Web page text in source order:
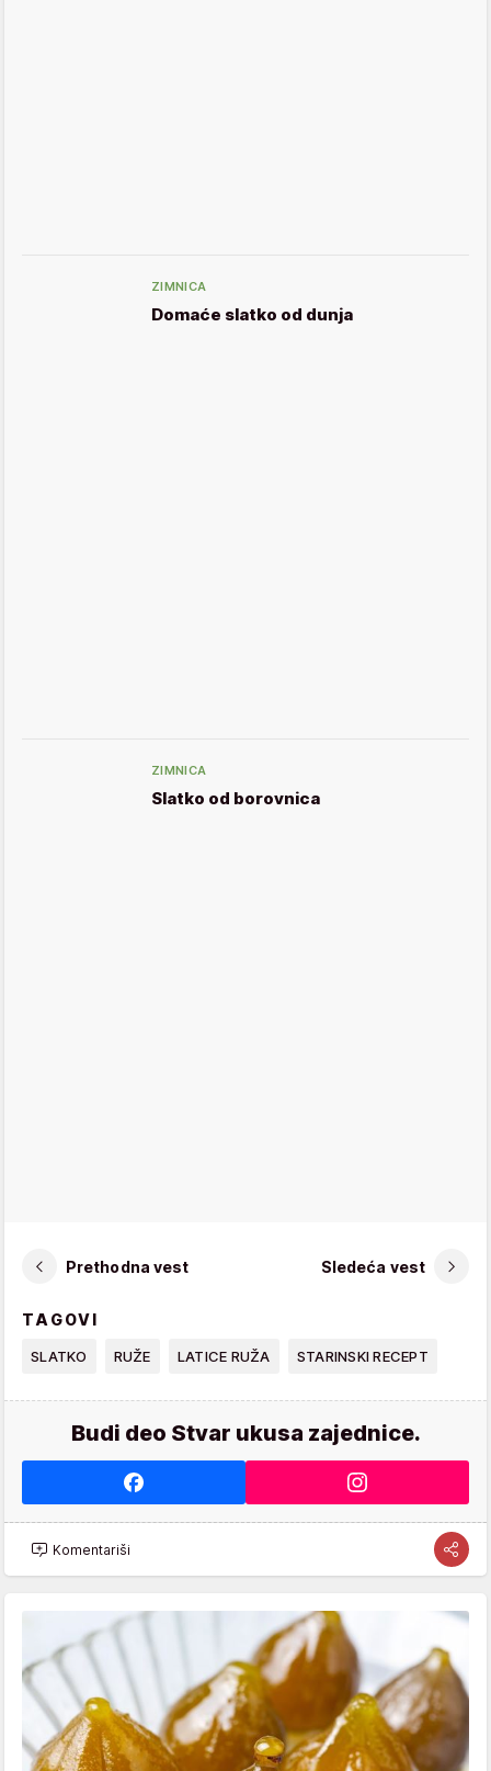
ZIMNICA
Domaće slatko od dunja
ZIMNICA
Slatko od borovnica
Prethodna vest Sledeća vest
TAGOVI
SLATKO RUŽE LATICE RUŽA STARINSKI RECEPT
Budi deo Stvar ukusa zajednice.
Komentariši